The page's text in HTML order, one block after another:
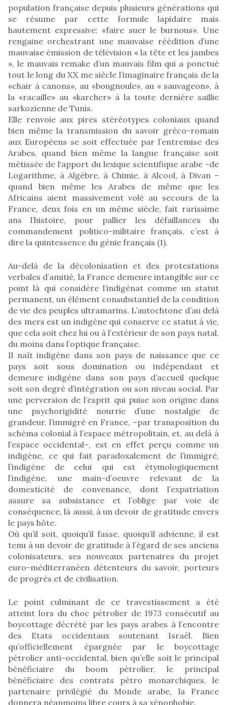
population française depuis plusieurs générations qui
se résume par cette formule lapidaire mais
hautement expressive: «faire suer le burnous». Une
rengaine orchestrant une mauvaise réédition d’une
mauvaise émission de télévision « la tête et les jambes
», le mauvais remake d’un mauvais film qui a ponctué
tout le long du XX me siècle l’imaginaire français de la
«chair à canons», au «bougnoule», au « sauvageon», à
la «racaille» au «karcher» à la toute dernière saillie
sarkozienne de Tunis.
Elle renvoie aux pires stéréotypes coloniaux quand
bien même la transmission du savoir gréco-romain
aux Européens se soit effectuée par l’entremise des
Arabes, quand bien même la langue française soit
métissée de l‘apport du lexique scientifique arabe -de
Logarithme, à Algèbre, à Chimie, à Alcool, à Divan –
quand bien même les Arabes de même que les
Africains aient massivement volé au secours de la
France, deux fois en un même siècle, fait rarissime
ans l’histoire, pour pallier les défaillances du
commandement politico-militaire français, c’est à
dire la quintessence du génie français (1).
Au-delà de la décolonisation et des protestations
verbales d’amitié, la France demeure intangible sur ce
point là qui considère l’indigénat comme un statut
permanent, un élément consubstantiel de la condition
de vie des peuples ultramarins. L’autochtone d’au delà
des mers est un indigène qui conserve ce statut à vie,
que cela soit chez lui ou à l’extérieur de son pays natal,
du moins dans l’optique française.
Il naît indigène dans son pays de naissance que ce
pays soit sous domination ou indépendant et
demeure indigène dans son pays d’accueil quelque
soit son degré d’intégration ou son niveau social. Par
une perversion de l’esprit qui puise son origine dans
une psychorigidité nourrie d’une nostalgie de
grandeur, l’immigré en France, –par transposition du
schéma colonial à l’espace métropolitain, et, au delà à
l’espace occidental–, est en effet perçu comme un
indigène, ce qui fait paradoxalement de l’immigré,
l’indigène de celui qui est étymologiquement
l’indigène, une main-d’oeuvre relevant de la
domesticité de convenance, dont l’expatriation
assure sa subsistance et l’oblige par voie de
conséquence, là aussi, à un devoir de gratitude envers
le pays hôte.
Où qu’il soit, quoiqu’il fasse, quoiqu’il advienne, il est
tenu à un devoir de gratitude à l’égard de ses anciens
colonisateurs, ses nouveaux partenaires du projet
euro-méditerranéen détenteurs du savoir, porteurs
de progrès et de civilisation.
Le point culminant de ce travestissement a été
atteint lors du choc pétrolier de 1973 consécutif au
boycottage décrété par les pays arabes à l’encontre
des Etats occidentaux soutenant Israël. Bien
qu’officiellement épargnée par le boycottage
pétrolier anti-occidental, bien qu’elle soit le principal
bénéficiaire du boom pétrolier, le principal
bénéficiaire des contrats pétro monarchiques, le
partenaire privilégié du Monde arabe, la France
donnera néanmoins libre cours à sa xénophobie.